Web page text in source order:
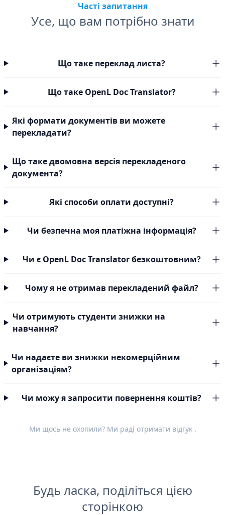
Часті запитання
Усе, що вам потрібно знати
Що таке переклад листа?
Що таке OpenL Doc Translator?
Які формати документів ви можете
перекладати?
Що таке двомовна версія перекладеного
документа?
Які способи оплати доступні?
Чи безпечна моя платіжна інформація?
Чи є OpenL Doc Translator безкоштовним?
Чому я не отримав перекладений файл?
Чи отримують студенти знижки на
навчання?
Чи надаєте ви знижки некомерційним
організаціям?
Чи можу я запросити повернення коштів?
Ми щось не охопили? Ми раді отримати відгук.
Будь ласка, поділіться цією
сторінкою